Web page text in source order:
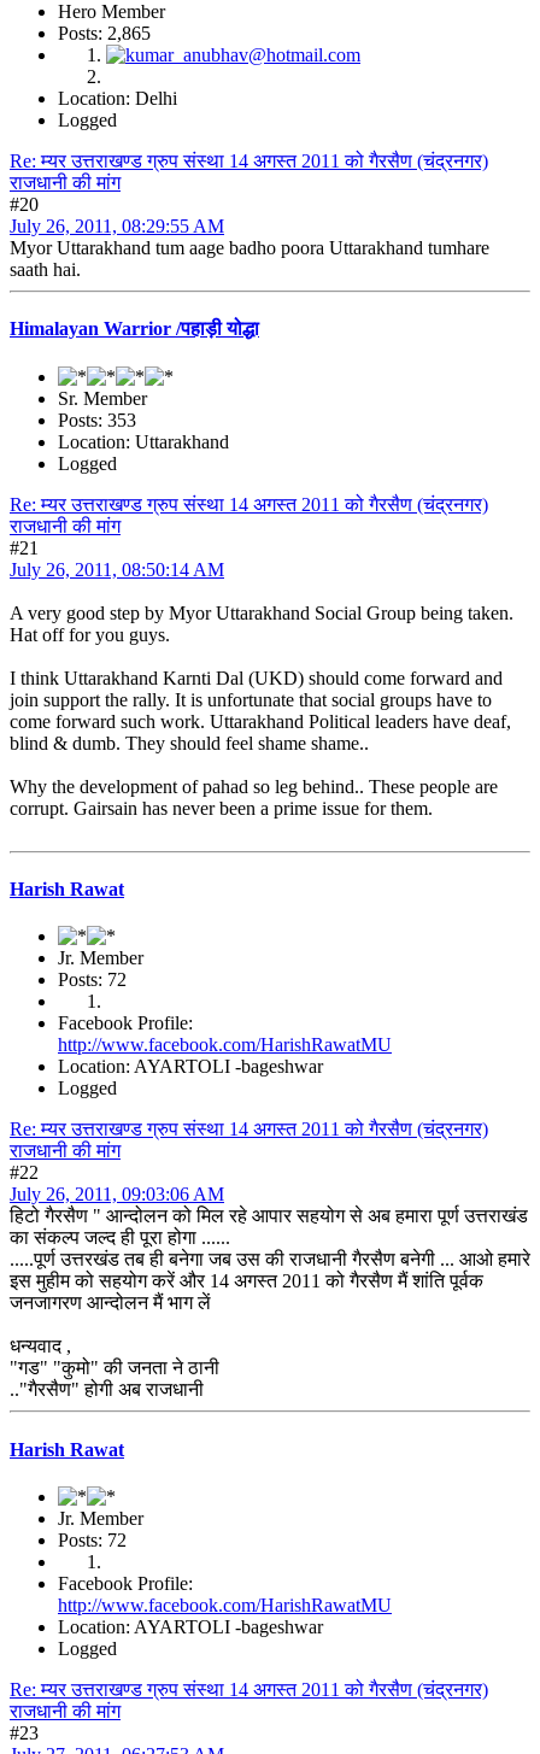
Hero Member
Posts: 2,865
Location: Delhi
Logged
Re: म्यर उत्तराखण्ड ग्रुप संस्था 14 अगस्त 2011 को गैरसैण (चंद्रनगर)
राजधानी की मांग
#20
July 26, 2011, 08:29:55 AM
Myor Uttarakhand tum aage badho poora Uttarakhand tumhare
saath hai.
Himalayan Warrior /पहाड़ी योद्धा
Sr. Member
Posts: 353
Location: Uttarakhand
Logged
Re: म्यर उत्तराखण्ड ग्रुप संस्था 14 अगस्त 2011 को गैरसैण (चंद्रनगर)
राजधानी की मांग
#21
July 26, 2011, 08:50:14 AM
A very good step by Myor Uttarakhand Social Group being taken.
Hat off for you guys.
I think Uttarakhand Karnti Dal (UKD) should come forward and
join support the rally. It is unfortunate that social groups have to
come forward such work. Uttarakhand Political leaders have deaf,
blind & dumb. They should feel shame shame..
Why the development of pahad so leg behind.. These people are
corrupt. Gairsain has never been a prime issue for them.
Harish Rawat
Jr. Member
Posts: 72
Facebook Profile:
http://www.facebook.com/HarishRawatMU
Location: AYARTOLI -bageshwar
Logged
Re: म्यर उत्तराखण्ड ग्रुप संस्था 14 अगस्त 2011 को गैरसैण (चंद्रनगर)
राजधानी की मांग
#22
July 26, 2011, 09:03:06 AM
हिटो गैरसैण " आन्दोलन को मिल रहे आपार सहयोग से अब हमारा पूर्ण उत्तराखंड
का संकल्प जल्द ही पूरा होगा ......
.....पूर्ण उत्तरखंड तब ही बनेगा जब उस की राजधानी गैरसैण बनेगी ... आओ हमारे
इस मुहीम को सहयोग करें और 14 अगस्त 2011 को गैरसैण मैं शांति पूर्वक
जनजागरण आन्दोलन मैं भाग लें
धन्यवाद ,
"गड" "कुमो" की जनता ने ठानी
.."गैरसैण" होगी अब राजधानी
Harish Rawat
Jr. Member
Posts: 72
Facebook Profile:
http://www.facebook.com/HarishRawatMU
Location: AYARTOLI -bageshwar
Logged
Re: म्यर उत्तराखण्ड ग्रुप संस्था 14 अगस्त 2011 को गैरसैण (चंद्रनगर)
राजधानी की मांग
#23